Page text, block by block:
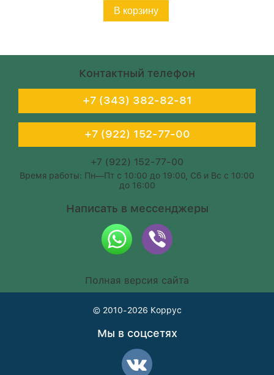
В корзину
Контактный телефон
+7 (343) 382-82-81
+7 (922) 152-77-00
+7 (922) 152-77-00
Время работы: Пн—Пт с 10:00 до 19:00, Сб и Вс с 10:00
до 16:00
Написать в мессенджеры
Полная версия сайта
© 2010-2026 Коррус
Мы в соцсетях